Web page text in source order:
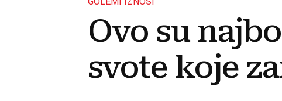
Ovo su
svote koje